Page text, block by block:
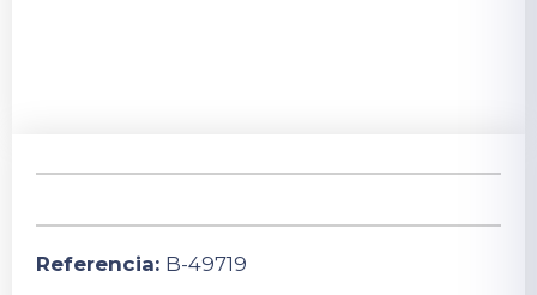
Referencia: B-49719